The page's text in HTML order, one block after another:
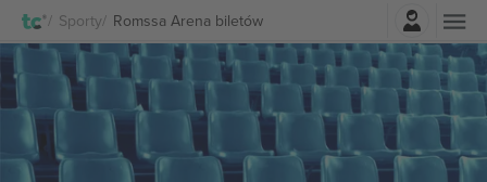
Sporty Romssa Arena biletów